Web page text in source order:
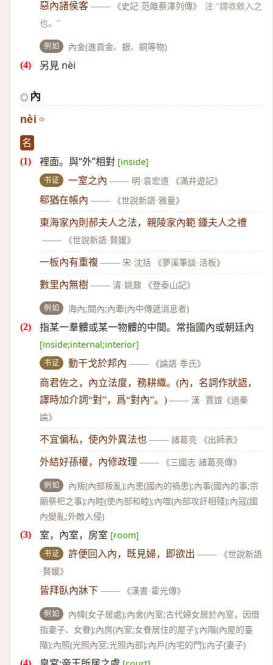
惡內諸侯客 —— 《史記·范雎蔡澤列傳》
注:“謂收斂入之
也。”
例如 內金(進貢金、銀、銅等物)
另見 nèi
◎ 內
nèi
名
裡面。與“外”相對 [inside]
书证 一室之內 —— 明·袁宏道 《滿井遊記》
郗猶在帳內 —— 《世說新語·雅量》
東海家內則郝夫人之法，親陵家內範 鍾夫人之禮
——
《世說新語·賢媛》
一板內有重複 —— 宋·沈括 《夢溪筆談·活板》
數里內無樹 —— 清·姚鼐 《登泰山記》
例如 海內;關內;內牽(內中傳遞消息者)
指某一羣體或某一物體的中間。常指國內或朝廷內
[inside;internal;interior]
书证 動干戈於邦內 —— 《論語·季氏》
商君佐之，內立法度，務耕織。(內，名詞作狀語，
譯時加介詞“對”，爲“對內”。) —— 漢· 賈誼《過秦
論》
不宜偏私，使內外異法也 —— 諸葛亮 《出師表》
外結好孫權，內修政理 —— 《三國志·諸葛亮傳》
例如
內叛(內部叛亂);內患(國內的禍患);內事(國內的事;宗
廟祭祀之事);內睦(使內部和睦);內噬(內部攻訐相殘);內寇(國
內變亂;外敵入侵)
室，內室，房室 [room]
书证 許便回入內，既見婦，即欲出 ——
《世說新語
·賢媛》
皆拜臥內牀下 —— 《漢書·霍光傳》
例如
內幃(女子居處);內舍(內室;古代婦女居於內室，因借
指妻子、女眷);內房(內室;女眷居住的屋子);內階(內屋的臺
階);內照(光照內室;光照內部);內戶(內宅的門);內子(妻子)